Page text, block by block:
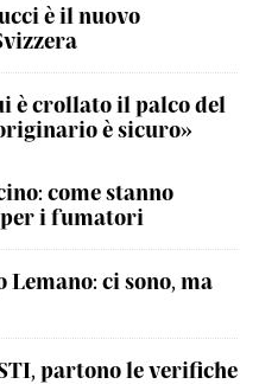
è il nuovo
è crollato il palco del
è sicuro»
come stanno
i fumatori
Lemano: ci sono, ma
partono le verifiche